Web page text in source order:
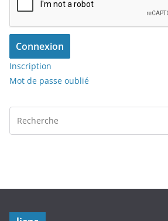
Connexion
Inscription
Mot de passe oublié